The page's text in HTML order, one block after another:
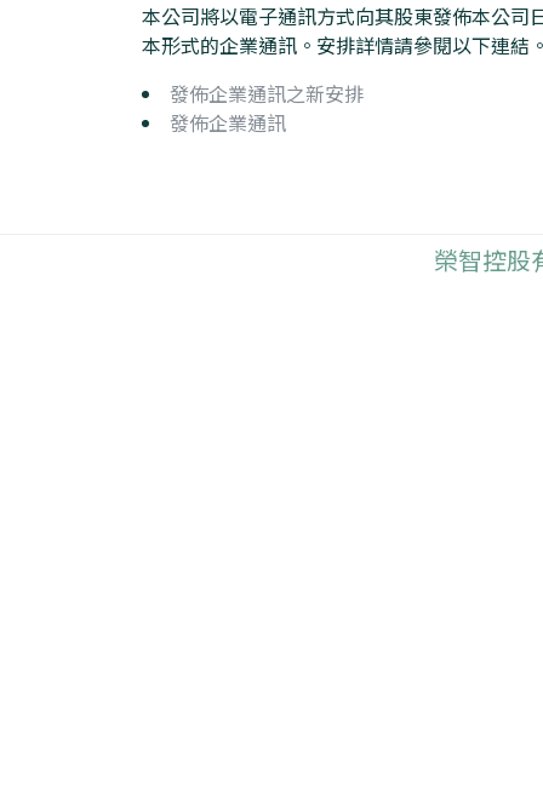
本公司將以電子通訊方式向其股東發佈本公
本形式的企業通訊。安排詳情請參閱以下連結
發佈企業通訊之新安排
發佈企業通訊
榮智控股